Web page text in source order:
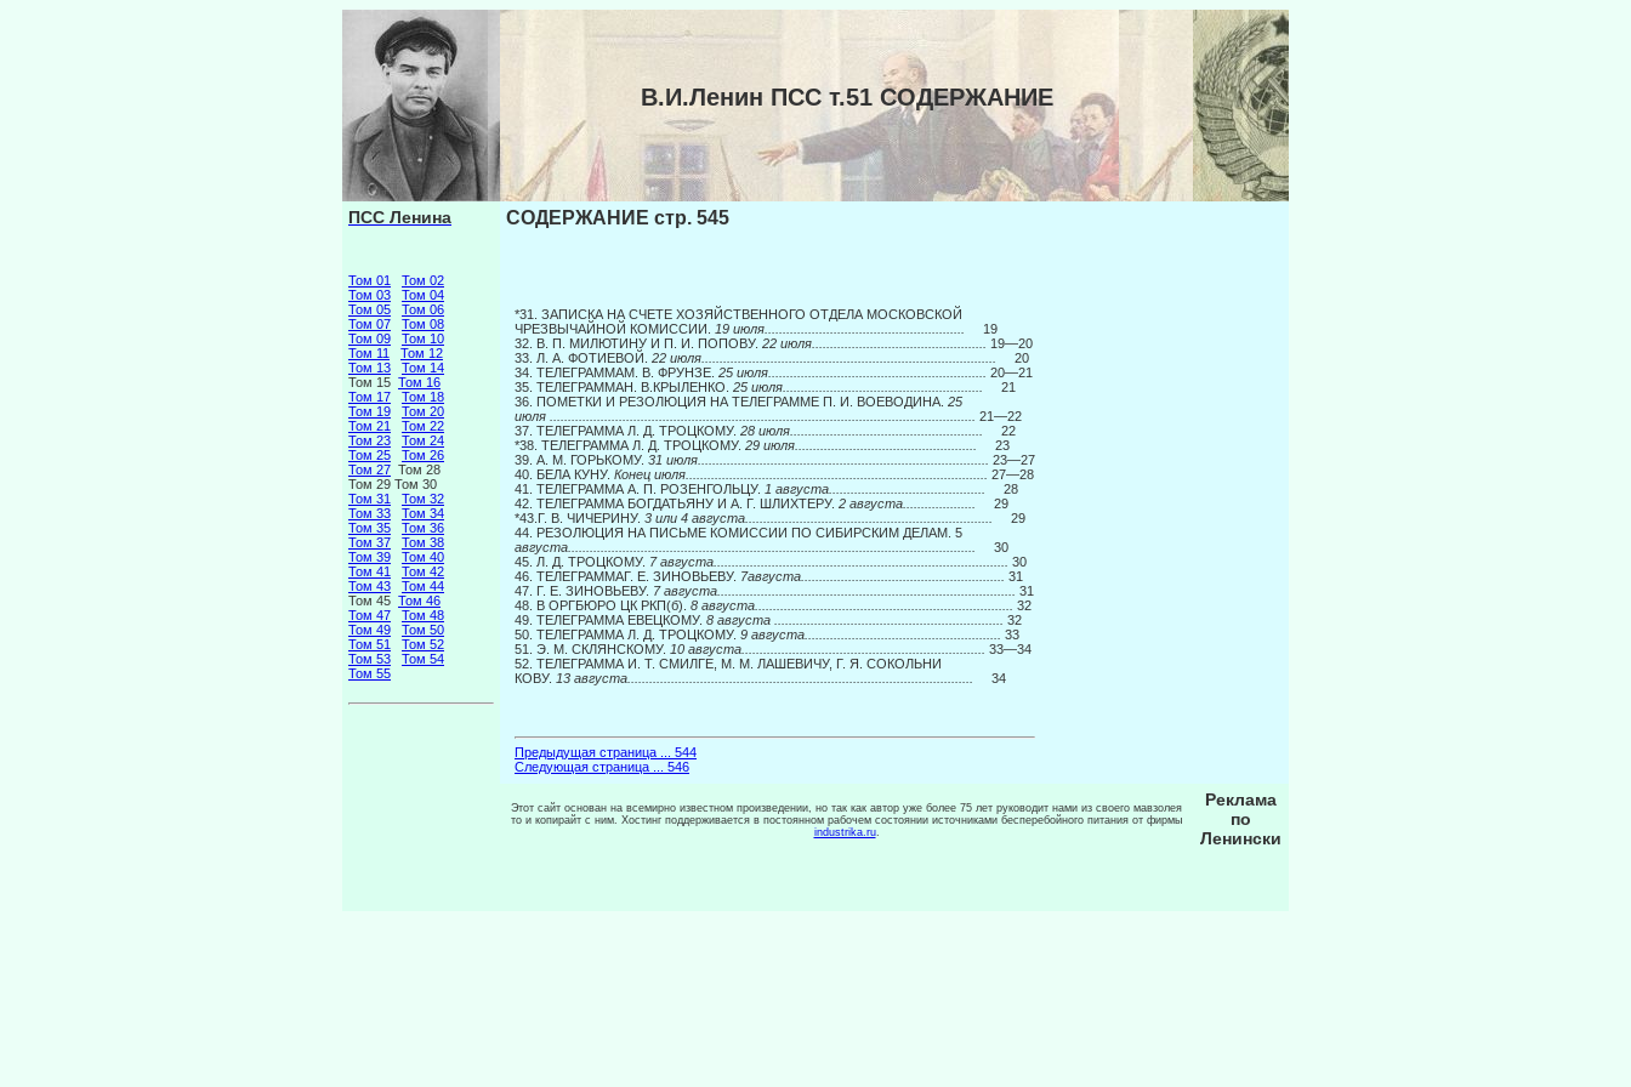
В.И.Ленин ПСС т.51 СОДЕРЖАНИЕ
ПСС Ленина
Том 01
Том 02
Том 03
Том 04
Том 05
Том 06
Том 07
Том 08
Том 09
Том 10
Том 11
Том 12
Том 13
Том 14
Том 15 Том 16
Том 17
Том 18
Том 19
Том 20
Том 21
Том 22
Том 23
Том 24
Том 25
Том 26
Том 27 Том 28
Том 29 Том 30
Том 31
Том 32
Том 33
Том 34
Том 35
Том 36
Том 37
Том 38
Том 39
Том 40
Том 41
Том 42
Том 43
Том 44
Том 45 Том 46
Том 47
Том 48
Том 49
Том 50
Том 51
Том 52
Том 53
Том 54
Том 55
СОДЕРЖАНИЕ стр. 545
*31. ЗАПИСКА НА СЧЕТЕ ХОЗЯЙСТВЕННОГО ОТДЕЛА МОСКОВСКОЙ
ЧРЕЗВЫЧАЙНОЙ КОМИССИИ. 19 июля.......................................................
19
32. В. П. МИЛЮТИНУ И П. И. ПОПОВУ. 22 июля................................................ 19—20
33. Л. А. ФОТИЕВОЙ. 22 июля.................................................................................
20
34. ТЕЛЕГРАММАМ. В. ФРУНЗЕ. 25 июля............................................................ 20—21
35. ТЕЛЕГРАММАН. В.КРЫЛЕНКО. 25 июля.......................................................
21
36. ПОМЕТКИ И РЕЗОЛЮЦИЯ НА ТЕЛЕГРАММЕ П. И. ВОЕВОДИНА. 25
июля
21—22
37. ТЕЛЕГРАММА Л. Д. ТРОЦКОМУ. 28 июля.....................................................
22
*38. ТЕЛЕГРАММА Л. Д. ТРОЦКОМУ. 29 июля..................................................
23
39. А. М. ГОРЬКОМУ. 31 июля................................................................................ 23—27
40. БЕЛА КУНУ. Конец июля................................................................................... 27—28
41. ТЕЛЕГРАММА А. П. РОЗЕНГОЛЬЦУ. 1 августа...........................................
28
42. ТЕЛЕГРАММА БОГДАТЬЯНУ И А. Г. ШЛИХТЕРУ. 2 августа....................
29
*43.Г. В. ЧИЧЕРИНУ. 3 или 4 августа....................................................................
29
44. РЕЗОЛЮЦИЯ НА ПИСЬМЕ КОМИССИИ ПО СИБИРСКИМ ДЕЛАМ. 5
августа................................................................................................................
30
45. Л. Д. ТРОЦКОМУ. 7 августа................................................................................. 30
46. ТЕЛЕГРАММАГ. Е. ЗИНОВЬЕВУ. 7августа........................................................ 31
47. Г. Е. ЗИНОВЬЕВУ. 7 августа.................................................................................. 31
48. В ОРГБЮРО ЦК РКП(б). 8 августа....................................................................... 32
49. ТЕЛЕГРАММА ЕВЕЦКОМУ. 8 августа ............................................................... 32
50. ТЕЛЕГРАММА Л. Д. ТРОЦКОМУ. 9 августа...................................................... 33
51. Э. М. СКЛЯНСКОМУ. 10 августа................................................................... 33—34
52. ТЕЛЕГРАММА И. Т. СМИЛГЕ, М. М. ЛАШЕВИЧУ, Г. Я. СОКОЛЬНИ­
КОВУ. 13 августа............................................................................................... 34
Предыдущая страница ... 544
Следующая страница ... 546
Этот сайт основан на всемирно известном произведении, но так как автор уже более 75 лет руководит нами из своего мавзолея
то и копирайт с ним. Хостинг поддерживается в постоянном рабочем состоянии источниками бесперебойного питания от фирмы
industrika.ru.
Реклама
по
Ленински